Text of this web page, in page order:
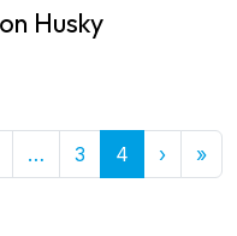
Husky
… More
3 4 › Next
»